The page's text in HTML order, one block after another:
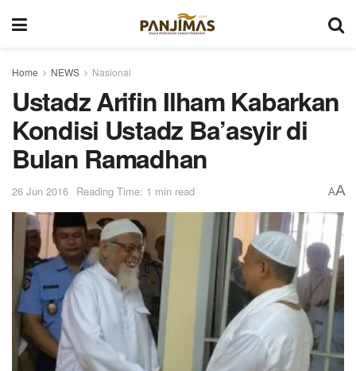
Home NEWS Nasional
Ustadz Arifin Ilham Kabarkan
Kondisi Ustadz Ba’asyir di
Bulan Ramadhan
26 Jun 2016 Reading Time: 1 min read AA